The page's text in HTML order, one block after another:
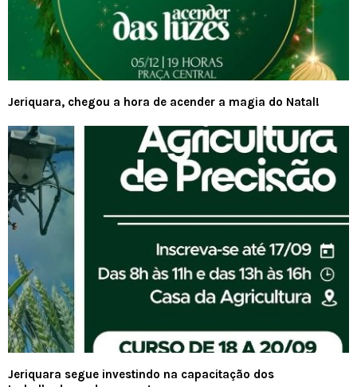
Jeriquara, chegou a hora de acender a magia do Natal!
Jeriquara segue investindo na capacitação dos